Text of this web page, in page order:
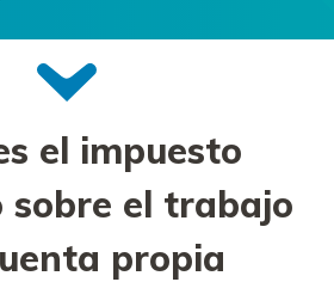
el impuesto
sobre el trabajo
propia